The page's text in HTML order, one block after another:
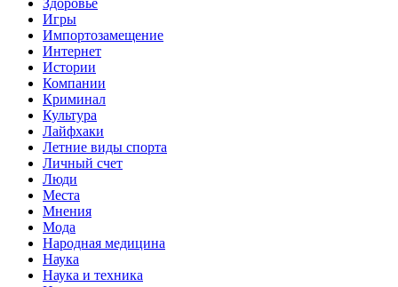
Игры
Импортозамещение
Интернет
Истории
Компании
Криминал
Культура
Лайфхаки
Летние виды спорта
Личный счет
Люди
Места
Мнения
Мода
Народная медицина
Наука
Наука и техника